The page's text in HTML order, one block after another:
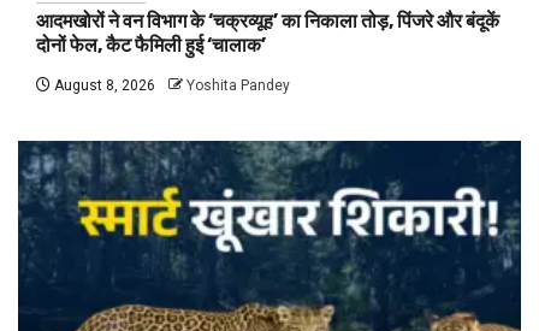
आदमखोरों ने वन विभाग के ‘चक्रव्यूह’ का निकाला तोड़, पिंजरे और बंदूकें
दोनों फेल, कैट फैमिली हुई ‘चालाक’
August 8, 2026 Yoshita Pandey